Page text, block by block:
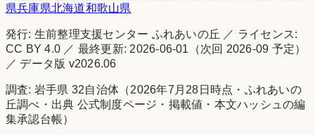
県兵庫県北海道和歌山県
発行: 生前整理支援センター ふれあいの丘 ／ ライセンス:
CC BY 4.0 ／ 最終更新: 2026-06-01 （次回 2026-09 予定）
／ データ版 v2026.06
調査: 岩手県 32自治体（2026年7月28日時点 ・ ふれあいの
丘調べ ・出典 公式制度ページ・掲載値・本文ハッシュの編
集承認台帳）